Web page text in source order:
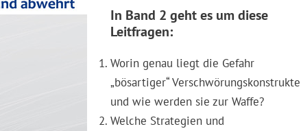
In Band 2 geht es um diese
Leitfragen:
Worin genau liegt die Gefahr
„bösartiger“ Verschwörungskonstrukte
und wie werden sie zur Waffe?
Welche Strategien und